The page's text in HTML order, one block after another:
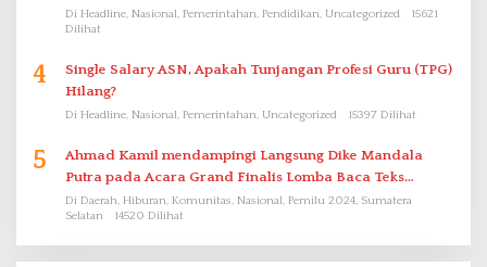
Di Headline, Nasional, Pemerintahan, Pendidikan, Uncategorized
15621
Dilihat
4
Single Salary ASN, Apakah Tunjangan Profesi Guru (TPG)
Hilang?
Di Headline, Nasional, Pemerintahan, Uncategorized 15397 Dilihat
5
Ahmad Kamil mendampingi Langsung Dike Mandala
Putra pada Acara Grand Finalis Lomba Baca Teks
Proklamasi Mirip Bung Karno di Bali
Di Daerah, Hiburan, Komunitas, Nasional, Pemilu 2024, Sumatera
Selatan
14520 Dilihat